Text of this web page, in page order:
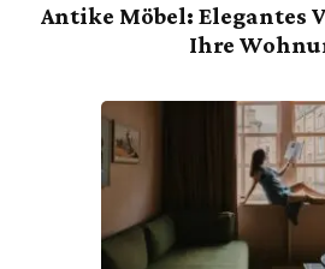
Antike Möbel: Elegantes
Ihre